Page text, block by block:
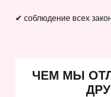
✔ соблюдение всех
ЧЕМ МЫ